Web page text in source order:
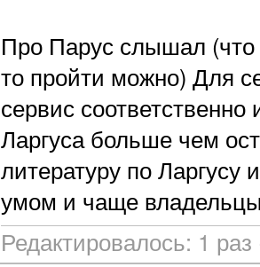
Про Парус слышал
то пройти можно) Для
сервис
Ларгуса больше чем
литературу по Ларгусу
умом и чаще
Редактировалось: 1